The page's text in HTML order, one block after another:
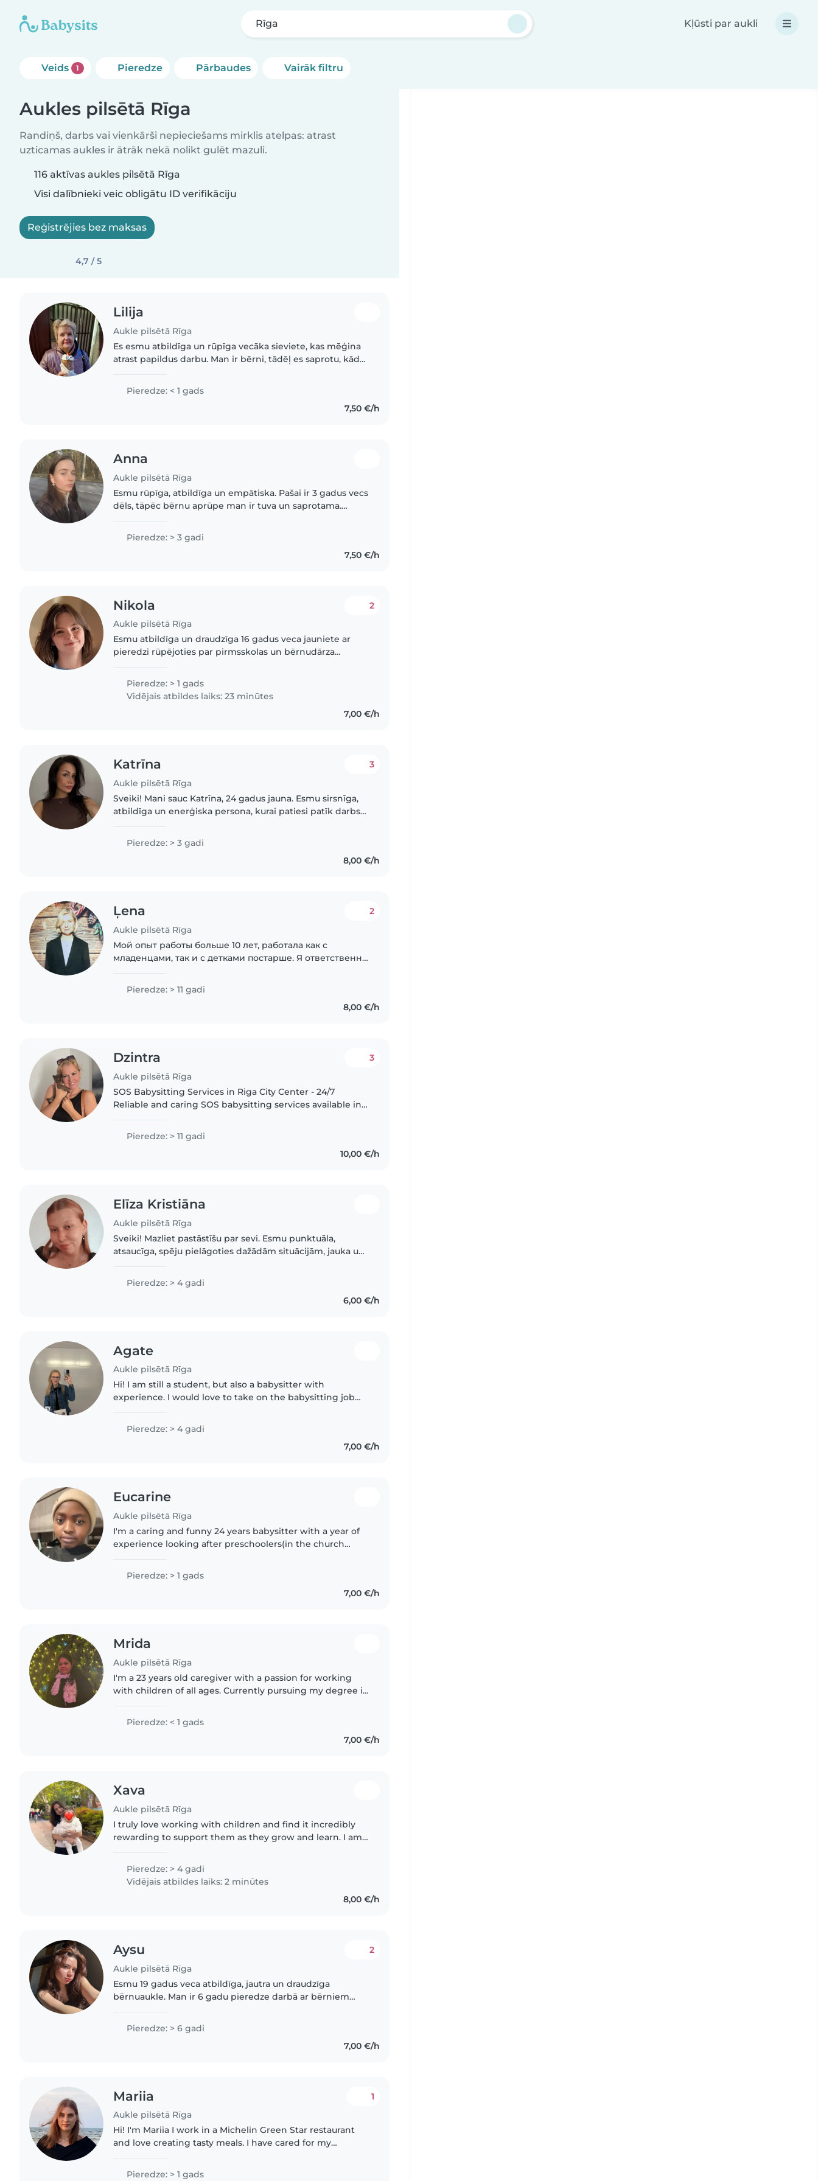
Rīga Kļūsti par aukli
Veids 1 Pieredze Pārbaudes Vairāk filtru
Aukles pilsētā Rīga
Randiņš, darbs vai vienkārši nepieciešams mirklis atelpas: atrast
uzticamas aukles ir ātrāk nekā nolikt gulēt mazuli.
116 aktīvas aukles pilsētā Rīga
Visi dalībnieki veic obligātu ID verifikāciju
Reģistrējies bez maksas
4,7 / 5
Lilija
Aukle pilsētā Rīga
Es esmu atbildīga un rūpīga vecāka sieviete, kas mēģina
atrast papildus darbu. Man ir bērni, tādēļ es saprotu, kāda
rūpēties par..
Pieredze: < 1 gads
7,50 €/h
Anna
Aukle pilsētā Rīga
Esmu rūpīga, atbildīga un empātiska. Pašai ir 3 gadus vecs
dēls, tāpēc bērnu aprūpe man ir tuva un saprotama.
Pieredze: > 3 gadi
7,50 €/h
Nikola
Aukle pilsētā Rīga
2
Esmu atbildīga un draudzīga 16 gadus veca jauniete ar
pieredzi rūpējoties par pirmsskolas un bērnudārza
valodās, tāpēc varu palīdzēt..
Pieredze: > 1 gads
Vidējais atbildes laiks: 23 minūtes
7,00 €/h
Katrīna
Aukle pilsētā Rīga
3
Sveiki! Mani sauc Katrīna, 24 gadus jauna. Esmu sirsnīga,
atbildīga un enerģiska persona, kurai patiesi patīk darbs
ikdienas..
Pieredze: > 3 gadi
8,00 €/h
Ļena
Aukle pilsētā Rīga
2
Мой опыт работы больше 10 лет, работала как с
младенцами, так и с детками постарше. Я ответственна,
вниманием к детям
Pieredze: > 11 gadi
8,00 €/h
Dzintra
Aukle pilsētā Rīga
3
SOS Babysitting Services in Riga City Center - 24/7
Reliable and caring SOS babysitting services available in
working with..
Pieredze: > 11 gadi
10,00 €/h
Elīza Kristiāna
Aukle pilsētā Rīga
Sveiki! Mazliet pastāstīšu par sevi. Esmu punktuāla,
atsaucīga, spēju pielāgoties dažādām situācijām, jauka un
Pieredze: > 4 gadi
6,00 €/h
Agate
Aukle pilsētā Rīga
Hi! I am still a student, but also a babysitter with
experience. I would love to take on the babysitting job
relatively young, i..
Pieredze: > 4 gadi
7,00 €/h
Eucarine
Aukle pilsētā Rīga
I'm a caring and funny 24 years babysitter with a year of
experience looking after preschoolers(in the church
games. I'm comfortable..
Pieredze: > 1 gads
7,00 €/h
Mrida
Aukle pilsētā Rīga
I'm a 23 years old caregiver with a passion for working
with children of all ages. Currently pursuing my degree in
patient..
Pieredze: < 1 gads
7,00 €/h
Xava
Aukle pilsētā Rīga
I truly love working with children and find it incredibly
rewarding to support them as they grow and learn. I am a
tries to create..
Pieredze: > 4 gadi
Vidējais atbildes laiks: 2 minūtes
8,00 €/h
Aysu
Aukle pilsētā Rīga
2
Esmu 19 gadus veca atbildīga, jautra un draudzīga
bērnuaukle. Man ir 6 gadu pieredze darbā ar bērniem
Pieredze: > 6 gadi
7,00 €/h
Mariia
Aukle pilsētā Rīga
1
Hi! I'm Mariia I work in a Michelin Green Star restaurant
and love creating tasty meals. I have cared for my
friends, so I..
Pieredze: > 1 gads